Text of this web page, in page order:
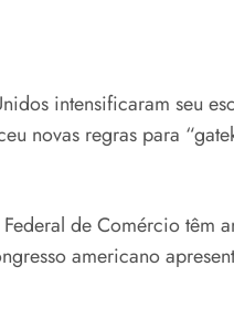
intensificaram seu
novas regras para
de Comércio
americano